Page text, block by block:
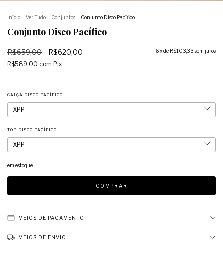
Início Ver Tudo Conjuntos Conjunto Disco Pacífico
Conjunto Disco Pacífico
R$659,00 R$620,00 6x de R$103,33 sem juros
R$589,00 com Pix
CALÇA DISCO PACÍFICO
TOP DISCO PACÍFICO
em estoque
MEIOS DE PAGAMENTO
MEIOS DE ENVIO